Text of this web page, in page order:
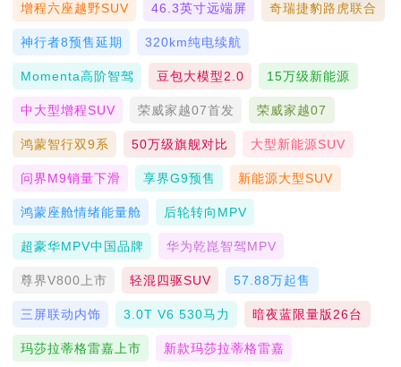
增程六座越野SUV 46.3英寸远端屏 奇瑞捷豹路虎联合
神行者8预售延期 320km纯电续航
Momenta高阶智驾 豆包大模型2.0 15万级新能源
中大型增程SUV 荣威家越07首发 荣威家越07
鸿蒙智行双9系 50万级旗舰对比 大型新能源SUV
问界M9销量下滑 享界G9预售 新能源大型SUV
鸿蒙座舱情绪能量舱 后轮转向MPV
超豪华MPV中国品牌 华为乾崑智驾MPV
尊界V800上市 轻混四驱SUV 57.88万起售
三屏联动内饰 3.0T V6 530马力 暗夜蓝限量版26台
玛莎拉蒂格雷嘉上市 新款玛莎拉蒂格雷嘉